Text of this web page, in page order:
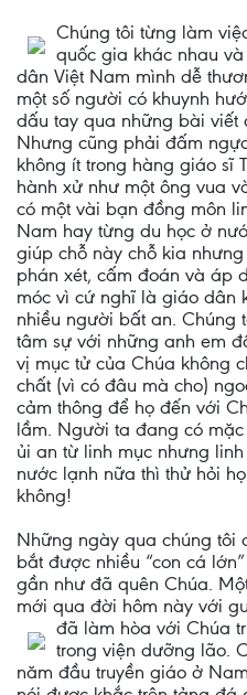
Chúng tôi từng làm
quốc gia khác nhau
dân Việt Nam mình dễ
một số người có khuynh
dấu tay qua những bài viết
Nhưng cũng phải đấm
không ít trong hàng giáo sĩ
hành xử như một ông vua
có một vài bạn đồng môn
Nam hay từng du học ở
giúp chỗ này chỗ kia
phán xét, cấm đoán và áp
móc vì cứ nghĩ là giáo dân
nhiều người bất an. Chúng
tâm sự với những anh em
vị mục tử của Chúa không
chất (vì có đâu mà cho)
cảm thông để họ đến với
lầm. Người ta đang có
ủi an từ linh mục nhưng
nước lạnh nữa thì thử hỏi
không!
Những ngày qua chúng tôi
bắt được nhiều “con cá
gần như đã quên Chúa.
mới qua đời hôm này với
đã làm hòa với Chúa
trong viện dưỡng lão.
năm đầu truyền giáo ở